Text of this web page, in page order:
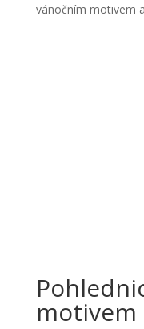
vánočním motivem
motivem